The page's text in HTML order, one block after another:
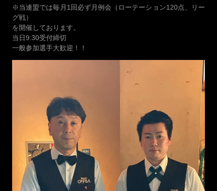
※当連盟では毎月1回必ず月例会（ローテーション120点、リー
グ戦）
を開催しております。
当日9:30受付締切
一般参加選手大歓迎！！